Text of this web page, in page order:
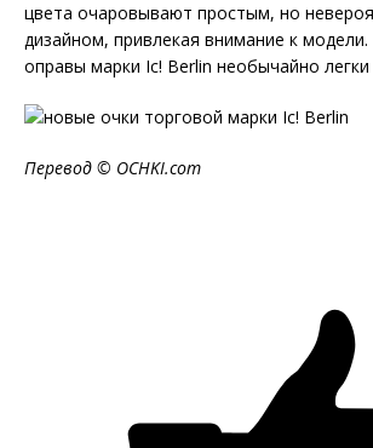
цвета очаровывают простым, но
дизайном, привлекая внимание к
оправы марки Ic! Berlin необычайно
Перевод © OCHKI.com